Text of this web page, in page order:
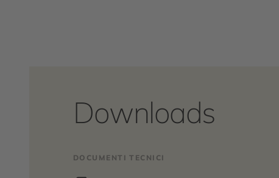
Downloads
DOCUMENTI TECNICI